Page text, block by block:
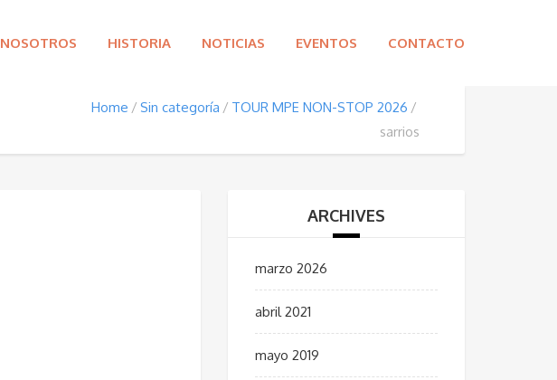
NOSOTROS HISTORIA NOTICIAS EVENTOS CONTACTO
Home Sin categoría
TOUR MPE NON-STOP 2026
sarrios
ARCHIVES
marzo 2026
abril 2021
mayo 2019